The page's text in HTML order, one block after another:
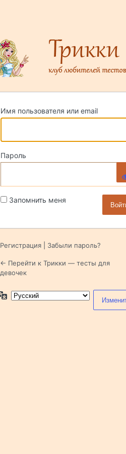
Имя пользователя или email
Пароль
Запомнить меня
Регистрация Забыли пароль?
← Перейти к Трикки — тесты для
девочек
Язык